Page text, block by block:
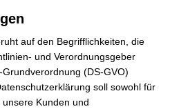
so dass wir nahtlos in die
Förderungen einsteigen
Agendapunkt war die Wahl
auf den Begrifflichkeiten, die
und Verordnungsgeber
(DS-GVO)
soll sowohl für
Kunden und